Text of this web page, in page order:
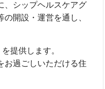
、シップヘルスケアグ
開設・運営を通し、
提供します。
お過ごしいただける住